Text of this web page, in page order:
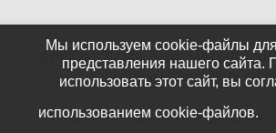
2002 - 2026 "Мастер
защищены.Сообщить об
Создание, поддержка и
Мы используем cookie-файлы
представления нашего сайта.
использовать этот сайт, вы
использованием cookie-файлов.